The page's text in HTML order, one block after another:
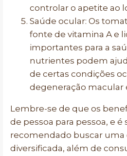
controlar o apetite ao
Saúde ocular: Os
fonte de vitamina A e
importantes para a
nutrientes podem
de certas condições
degeneração macular
Lembre-se de que os
de pessoa para pessoa, e é
recomendado buscar uma
diversificada, além de